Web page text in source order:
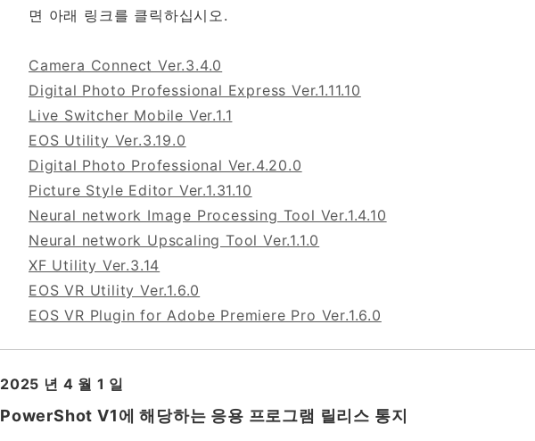
면 아래 링크를 클릭하십시오.
Camera Connect Ver.3.4.0
Digital Photo Professional Express Ver.1.11.10
Live Switcher Mobile Ver.1.1
EOS Utility Ver.3.19.0
Digital Photo Professional Ver.4.20.0
Picture Style Editor Ver.1.31.10
Neural network Image Processing Tool Ver.1.4.10
Neural network Upscaling Tool Ver.1.1.0
XF Utility Ver.3.14
EOS VR Utility Ver.1.6.0
EOS VR Plugin for Adobe Premiere Pro Ver.1.6.0
2025 년 4 월 1 일
PowerShot V1에 해당하는 응용 프로그램 릴리스 통지